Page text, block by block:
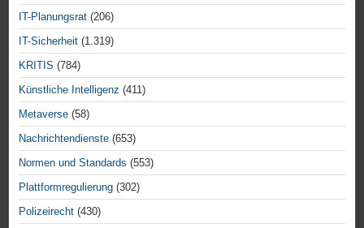
IT-Planungsrat (206)
IT-Sicherheit (1.319)
KRITIS (784)
Künstliche Intelligenz (411)
Metaverse (58)
Nachrichtendienste (653)
Normen und Standards (553)
Plattformregulierung (302)
Polizeirecht (430)